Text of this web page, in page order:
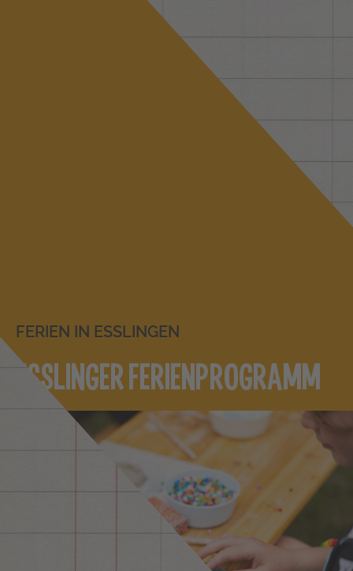
FERIEN IN ESSLINGEN
ESSLINGER FERIENPROGRAMM